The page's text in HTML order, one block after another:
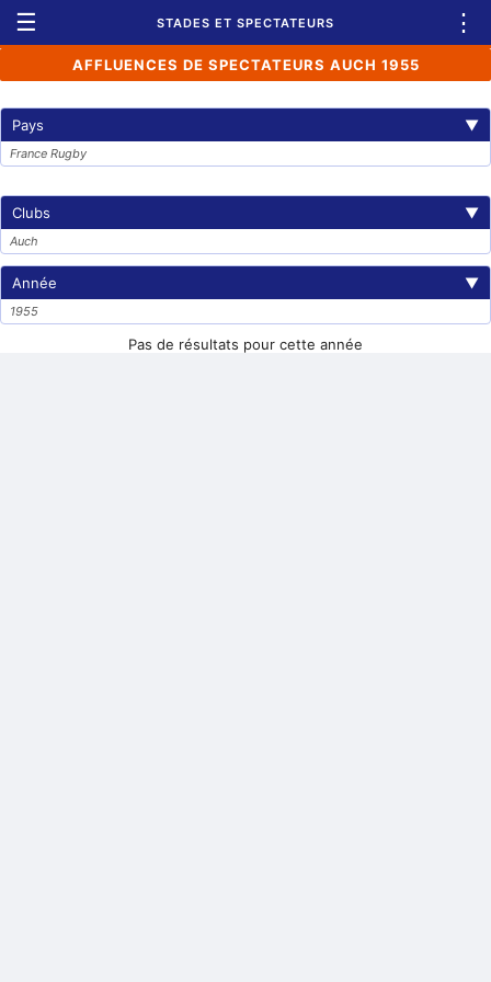
☰ STADES ET SPECTATEURS ⋮
AFFLUENCES DE SPECTATEURS AUCH 1955
Pays ▼
France Rugby
Clubs ▼
Auch
Année ▼
1955
Pas de résultats pour cette année